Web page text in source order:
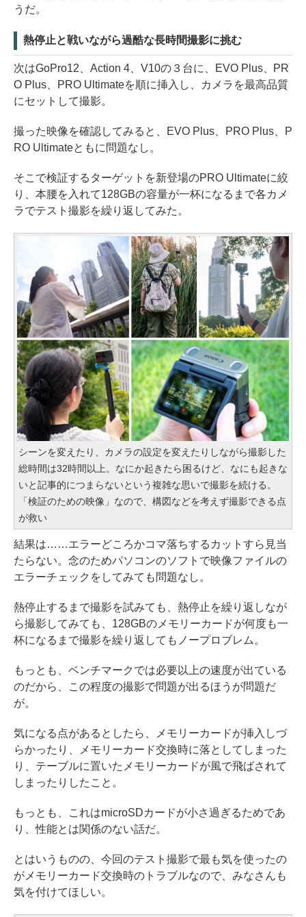
うだ。
熱停止と戦いながら過酷な長時間撮影に挑む
次はGoPro12、Action 4、V10の３台に、EVO Plus、PR
O Plus、PRO Ultimateを順に挿入し、カメラを最高品質
にセットして撮影。
撮った映像を確認してみると、EVO Plus、PRO Plus、P
RO Ultimateともに問題なし。
そこで検証するターゲットを新登場のPRO Ultimateに絞
り、本腰を入れて128GBの容量が一杯になるまで各カメ
ラでテスト撮影を繰り返してみた。
シーンを変えたり、カメラの設定を変えたりしながら撮影した
総時間は32時間以上。なにか起きたら困るけど、なにも起きな
いと記事的につまらないという複雑な思いで撮影を続ける。
「検証のための映像」なので、構図などを考えず撮影できる点
が救い
結果は……エラーどころかコマ落ちするカットすら見当
たらない。念のためパソコンのソフトで映像ファイルの
エラーチェックをしてみても問題なし。
熱停止するまで撮影を試みても、熱停止を繰り返しなが
ら撮影してみても、128GBのメモリーカードが何度も一
杯になるまで撮影を繰り返してもノープロブレム。
もっとも、ベンチマークでは必要以上の速度が出ている
のだから、この程度の撮影で問題が出るほうが問題だ
が。
気になる点があるとしたら、メモリーカードが挿入しづ
らかったり、メモリーカード交換時に落としてしまった
り、テーブルに置いたメモリーカードが風で飛ばされて
しまったりしたこと。
もっとも、これはmicroSDカードが小さ過ぎるためであ
り、性能とは関係のない話だ。
とはいうものの、今回のテスト撮影で最も気を使ったの
がメモリーカード交換時のトラブルなので、みなさんも
気を付けてほしい。